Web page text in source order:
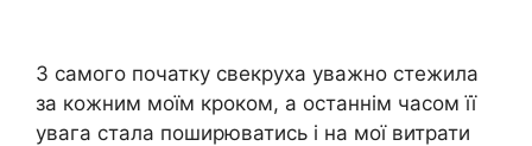
З самого початку свекруха уважно стежила
за кожним моїм кроком, а останнім часом її
увага стала поширюватись і на мої витрати